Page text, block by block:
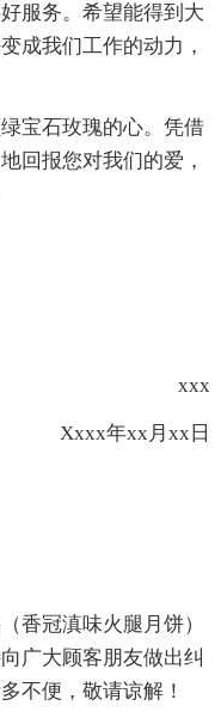
服务。希望能得到大
成我们工作的动力，
宝石玫瑰的心。凭借
回报您对我们的爱，
xxx
Xxxx年xx月xx日
香冠滇味火腿月饼）
广大顾客朋友做出纠
不便，敬请谅解！